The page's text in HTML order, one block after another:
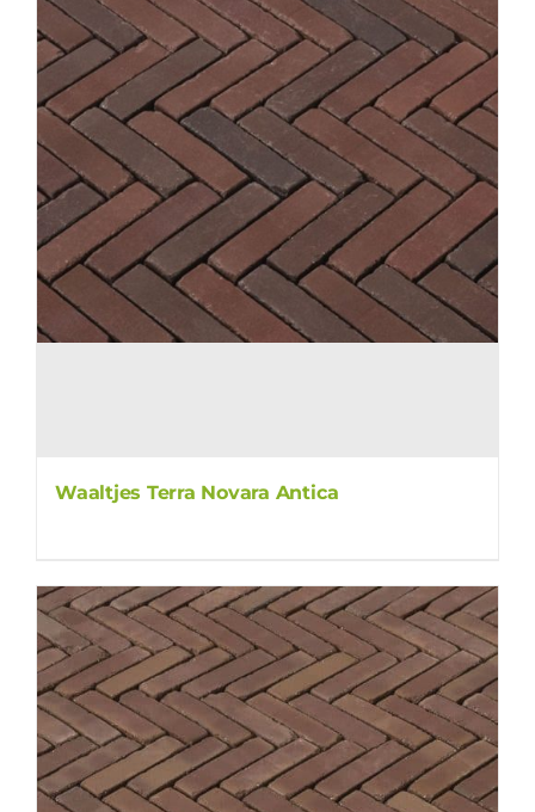
Waaltjes Terra Novara Antica